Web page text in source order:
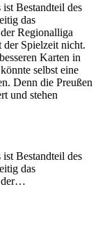
Bestandteil des
das
Regionalliga
Spielzeit nicht.
Karten in
selbst eine
Denn die Preußen
und stehen
Bestandteil des
das
der…